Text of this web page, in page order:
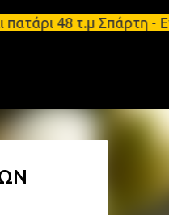
48 τ.μ Σπάρτη